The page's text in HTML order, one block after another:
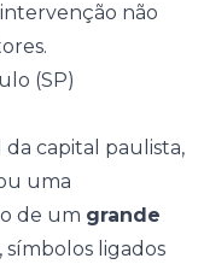
não
(SP)
da capital paulista,
uma
de um grande
símbolos ligados